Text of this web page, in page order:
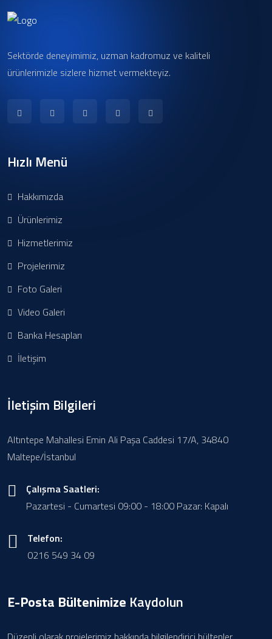
Sektörde deneyimimiz, uzman kadromuz ve kaliteli
ürünlerimizle sizlere hizmet vermekteyiz.
Hızlı Menü
Hakkımızda
Ürünlerimiz
Hizmetlerimiz
Projelerimiz
Foto Galeri
Video Galeri
Banka Hesapları
İletişim
İletişim Bilgileri
Altıntepe Mahallesi Emin Ali Paşa Caddesi 17/A, 34840
Maltepe/İstanbul
Çalışma Saatleri:
Pazartesi - Cumartesi 09:00 - 18:00 Pazar: Kapalı
Telefon:
0216 549 34 09
E-Posta Bültenimize Kaydolun